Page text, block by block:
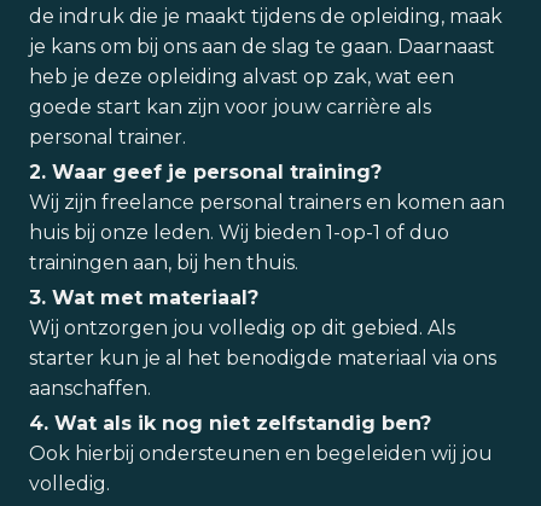
de indruk die je maakt tijdens de opleiding, maak
je kans om bij ons aan de slag te gaan. Daarnaast
heb je deze opleiding alvast op zak, wat een
goede start kan zijn voor jouw carrière als
personal trainer.
2. Waar geef je personal training?
Wij zijn freelance personal trainers en komen aan
huis bij onze leden. Wij bieden 1-op-1 of duo
trainingen aan, bij hen thuis.
3. Wat met materiaal?
Wij ontzorgen jou volledig op dit gebied. Als
starter kun je al het benodigde materiaal via ons
aanschaffen.
4. Wat als ik nog niet zelfstandig ben?
Ook hierbij ondersteunen en begeleiden wij jou
volledig.